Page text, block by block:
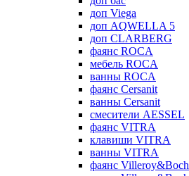
доп Viega
доп AQWELLA 5
доп CLARBERG
фаянс ROCA
мебель ROCA
ванны ROCA
фаянс Cersanit
ванны Cersanit
смесители AESSEL
фаянс VITRA
клавиши VITRA
ванны VITRA
фаянс Villeroy&Boch